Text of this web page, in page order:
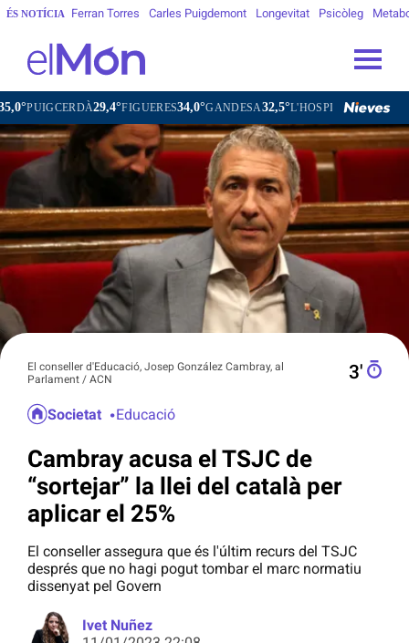
ÉS NOTÍCIA Ferran Torres Carles Puigdemont Longevitat Psicòleg
29,4°FIGUERES34,0°GANDESA32,5°L'HOSPITALET DE LLOBREGAT
El conseller d'Educació, Josep González Cambray, al
Parlament / ACN
3′
Societat Educació
Cambray acusa el TSJC de
“sortejar” la llei del català per
aplicar el 25%
El conseller assegura que és l'últim recurs del TSJC
després que no hagi pogut tombar el marc normatiu
dissenyat pel Govern
Ivet Nuñez